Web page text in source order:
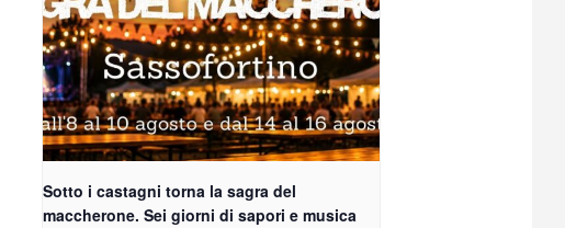
Sotto i castagni torna la sagra del
maccherone. Sei giorni di sapori e musica